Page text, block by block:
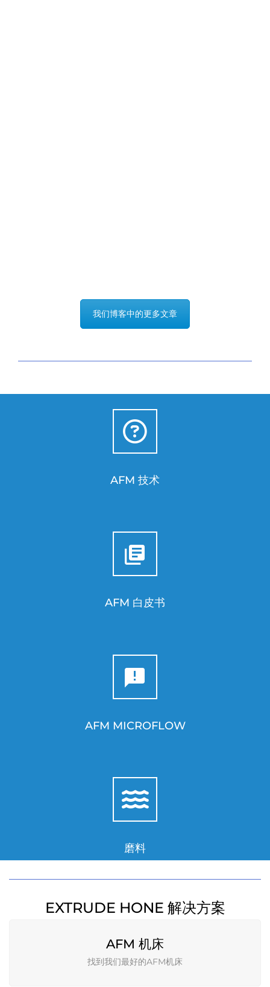
我们博客中的更多文章
AFM 技术
AFM 白皮书
AFM MICROFLOW
磨料
EXTRUDE HONE 解决方案
AFM 机床
找到我们最好的AFM机床